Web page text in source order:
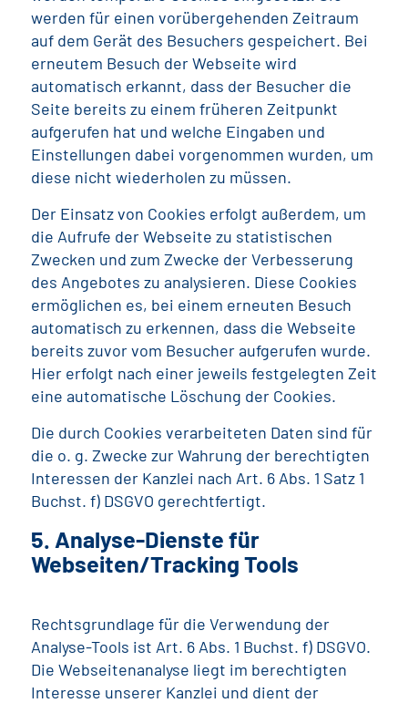
werden für einen vorübergehenden Zeitraum
auf dem Gerät des Besuchers gespeichert. Bei
erneutem Besuch der Webseite wird
automatisch erkannt, dass der Besucher die
Seite bereits zu einem früheren Zeitpunkt
aufgerufen hat und welche Eingaben und
Einstellungen dabei vorgenommen wurden, um
diese nicht wiederholen zu müssen.
Der Einsatz von Cookies erfolgt außerdem, um
die Aufrufe der Webseite zu statistischen
Zwecken und zum Zwecke der Verbesserung
des Angebotes zu analysieren. Diese Cookies
ermöglichen es, bei einem erneuten Besuch
automatisch zu erkennen, dass die Webseite
bereits zuvor vom Besucher aufgerufen wurde.
Hier erfolgt nach einer jeweils festgelegten Zeit
eine automatische Löschung der Cookies.
Die durch Cookies verarbeiteten Daten sind für
die o. g. Zwecke zur Wahrung der berechtigten
Interessen der Kanzlei nach Art. 6 Abs. 1 Satz 1
Buchst. f) DSGVO gerechtfertigt.
5. Analyse-Dienste für
Webseiten/Tracking Tools
Rechtsgrundlage für die Verwendung der
Analyse-Tools ist Art. 6 Abs. 1 Buchst. f) DSGVO.
Die Webseitenanalyse liegt im berechtigten
Interesse unserer Kanzlei und dient der